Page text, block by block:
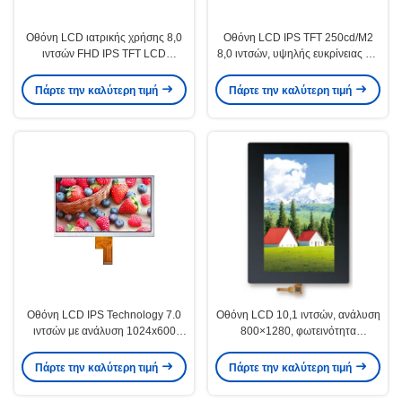
Οθόνη LCD ιατρικής χρήσης 8,0
ιντσών FHD IPS TFT LCD
Πάρτε την καλύτερη τιμή
Οθόνη LCD IPS TFT 250cd/M2
8,0 ιντσών, υψηλής ευκρίνειας για
Πάρτε την καλύτερη τιμή
Οθόνη LCD IPS Technology 7.0
ιντσών με ανάλυση 1024x600
Πάρτε την καλύτερη τιμή
Οθόνη LCD 10,1 ιντσών, ανάλυση
800×1280, φωτεινότητα
Πάρτε την καλύτερη τιμή